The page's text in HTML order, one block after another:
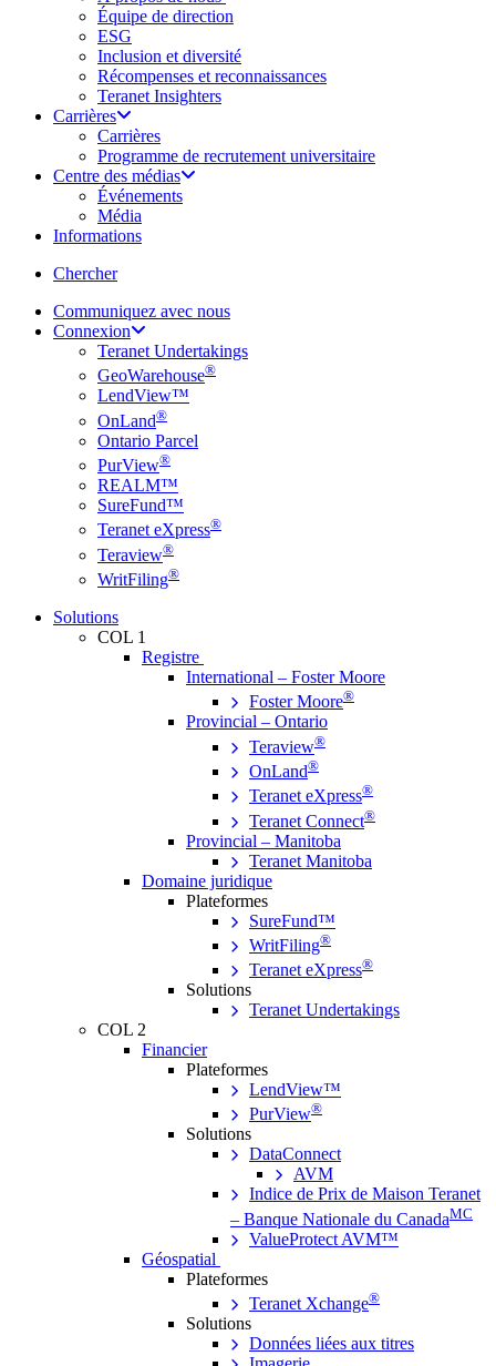
Équipe de direction
ESG
Inclusion et diversité
Récompenses et reconnaissances
Teranet Insighters
Carrières
Carrières
Programme de recrutement universitaire
Centre des médias
Événements
Média
Informations
Cherchersearch
Communiquez avec nous
Connexion
Teranet Undertakings
GeoWarehouse®
LendView™
OnLand®
Ontario Parcel
PurView®
REALM™
SureFund™
Teranet eXpress®
Teraview®
WritFiling®
Solutions
COL 1
Registre
International – Foster Moore
Foster Moore®
Provincial – Ontario
Teraview®
OnLand®
Teranet eXpress®
Teranet Connect®
Provincial – Manitoba
Teranet Manitoba
Domaine juridique
Plateformes
SureFund™
WritFiling®
Teranet eXpress®
Solutions
Teranet Undertakings
COL 2
Financier
Plateformes
LendView™
PurView®
Solutions
DataConnect
AVM
Indice de Prix de Maison Teranet
– Banque Nationale du CanadaMC
ValueProtect AVM™
Géospatial
Plateformes
Teranet Xchange®
Solutions
Données liées aux titres